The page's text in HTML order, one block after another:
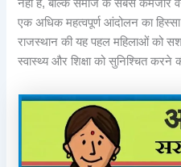
नहीं है, बल्कि समाज के सबसे कमजोर
एक अधिक महत्वपूर्ण आंदोलन का
राजस्थान की यह पहल महिलाओं को
स्वास्थ्य और शिक्षा को सुनिश्चित